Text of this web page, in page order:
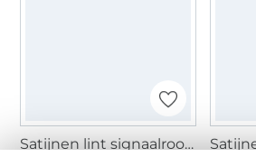
Satijnen lint signaalrood (6 mm)